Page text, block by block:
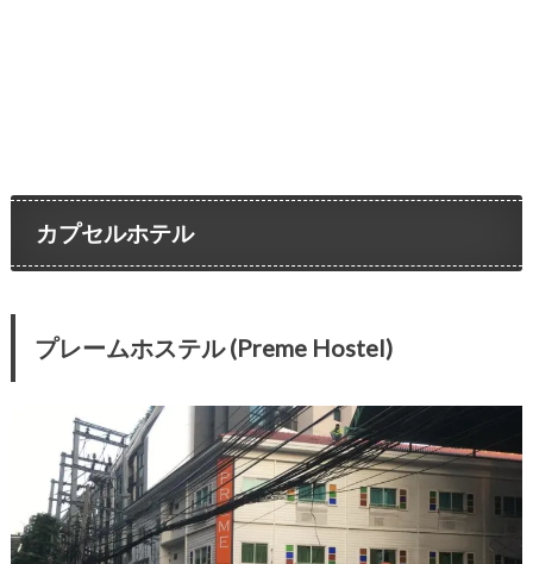
カプセルホテル
プレームホステル (Preme Hostel)